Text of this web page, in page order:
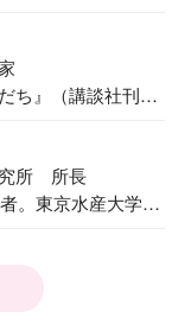
ち』（講談社刊）
所 所長
。東京水産大学卒